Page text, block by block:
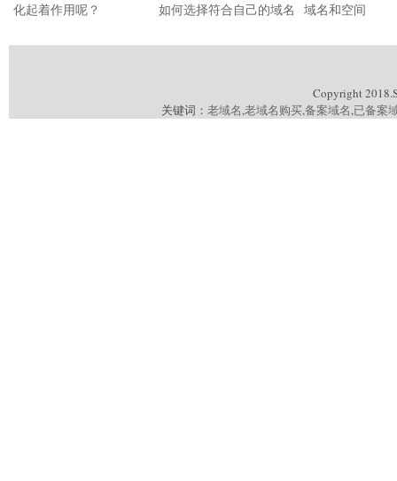
化起着作用呢？ 如何选择符合自己的域名 域名和空间
Copyright
关键词： 老域名,老域名购买,备案域名,已备案